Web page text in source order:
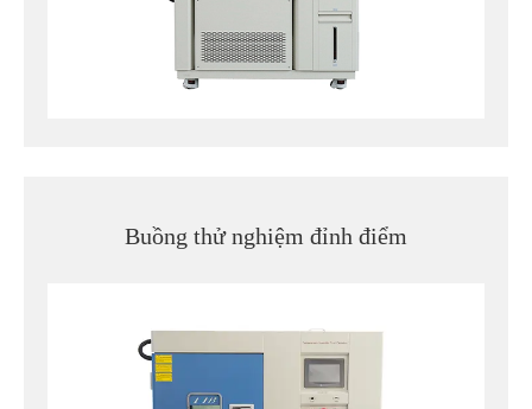
Buồng thử nghiệm đỉnh điểm